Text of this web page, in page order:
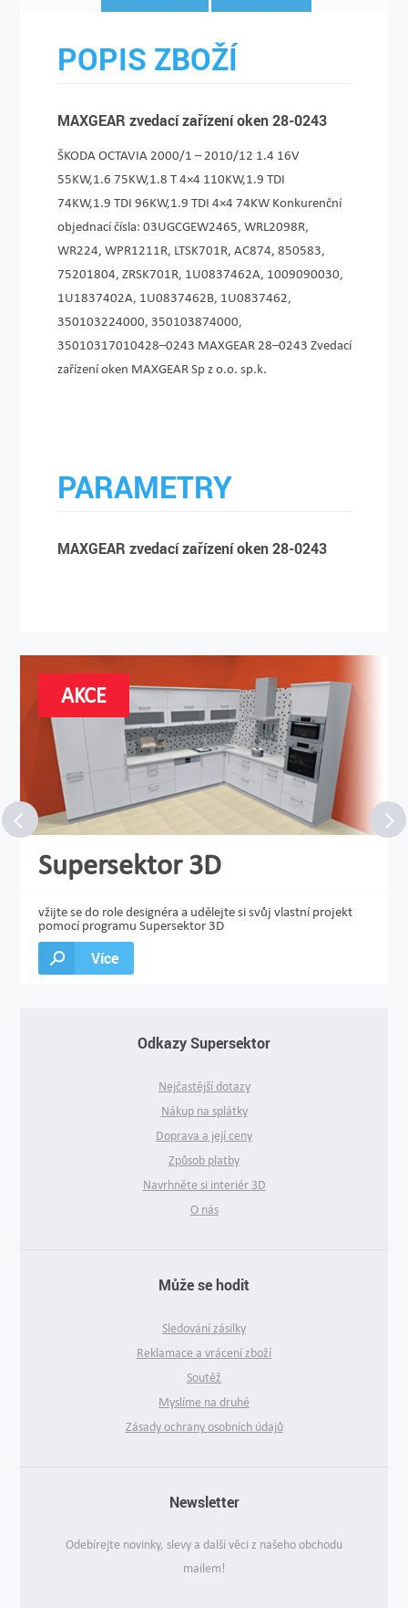
POPIS ZBOŽÍ
MAXGEAR zvedací zařízení oken 28-0243
ŠKODA OCTAVIA 2000/1 – 2010/12 1.4 16V
55KW,1.6 75KW,1.8 T 4×4 110KW,1.9 TDI
74KW,1.9 TDI 96KW,1.9 TDI 4×4 74KW Konkurenční
objednací čísla: 03UGCGEW2465, WRL2098R,
WR224, WPR1211R, LTSK701R, AC874, 850583,
75201804, ZRSK701R, 1U0837462A, 1009090030,
1U1837402A, 1U0837462B, 1U0837462,
350103224000, 350103874000,
35010317010428–0243 MAXGEAR 28–0243 Zvedací
zařízení oken MAXGEAR Sp z o.o. sp.k.
PARAMETRY
MAXGEAR zvedací zařízení oken 28-0243
AKCE
Supersektor 3D
vžijte se do role designéra a udělejte si svůj vlastní projekt
pomocí programu Supersektor 3D
Více
Odkazy Supersektor
Nejčastější dotazy
Nákup na splátky
Doprava a její ceny
Způsob platby
Navrhněte si interiér 3D
O nás
Může se hodit
Sledování zásilky
Reklamace a vrácení zboží
Soutěž
Myslíme na druhé
Zásady ochrany osobních údajů
Newsletter
Odebírejte novinky, slevy a další věci z našeho obchodu
mailem!